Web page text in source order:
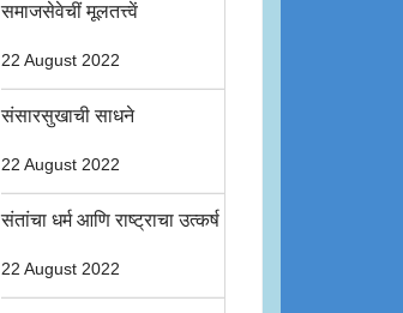
समाजसेवेचीं मूलतत्त्वें
22 August 2022
संसारसुखाची साधने
22 August 2022
संतांचा धर्म आणि राष्ट्राचा उत्कर्ष
22 August 2022